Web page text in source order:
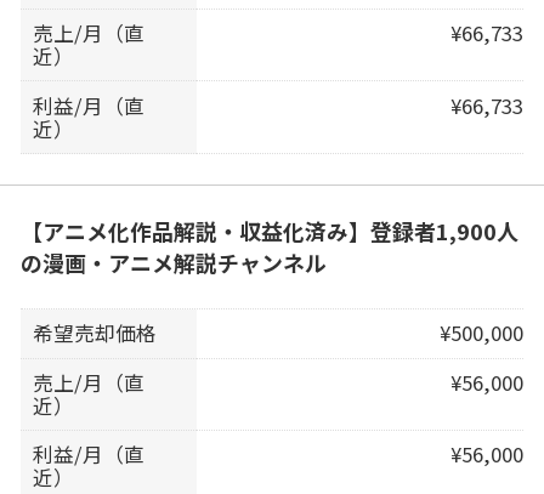
売上/月（直
近）
¥66,733
利益/月（直
近）
¥66,733
【アニメ化作品解説・収益化済み】登録者1,900人
の漫画・アニメ解説チャンネル
希望売却価格
¥500,000
売上/月（直
近）
¥56,000
利益/月（直
近）
¥56,000